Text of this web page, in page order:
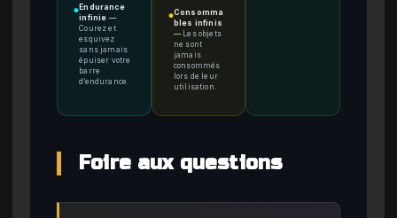
● Endurance
infinie —
Courez et
esquivez
sans jamais
épuiser votre
barre
d’endurance.
●Consomma
bles infinis
— Les objets
ne sont
jamais
consommés
lors de leur
utilisation.
Foire aux questions